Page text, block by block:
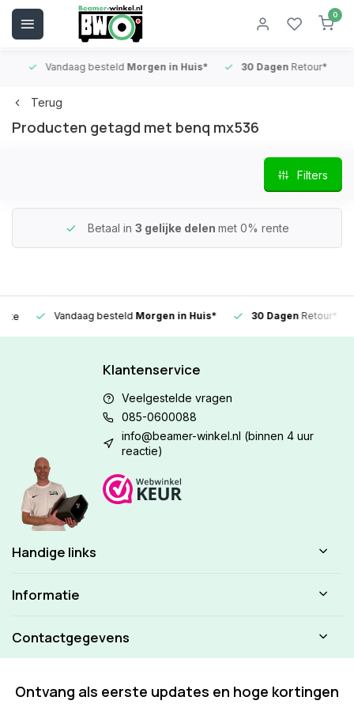
0
Vandaag besteldMorgen in Huis* 30 DagenRetour*
Terug
Producten getagd met benq mx536
Filters
Betaal in 3 gelijke delen met 0% rente
Vandaag besteldMorgen in Huis* 30 DagenRetour*
Klantenservice
Veelgestelde vragen
085-0600088
info@beamer-winkel.nl (binnen 4 uur
reactie)
Handige links
Informatie
Contactgegevens
Ontvang als eerste updates en hoge kortingen